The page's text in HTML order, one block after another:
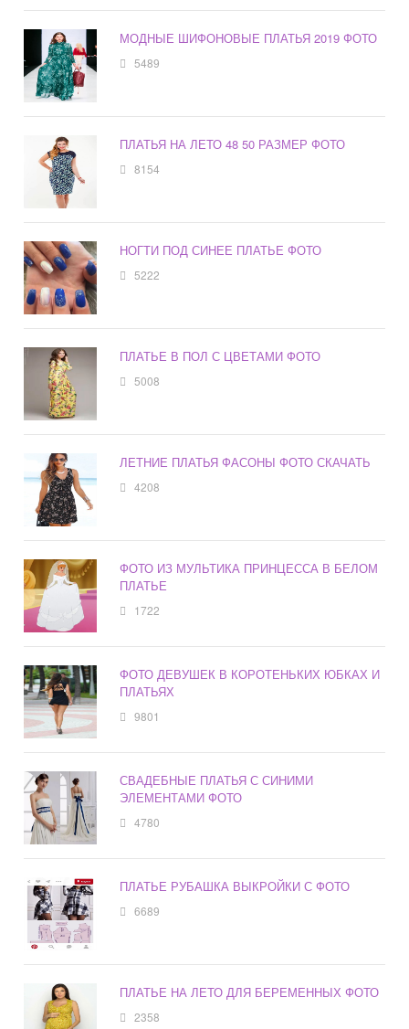
МОДНЫЕ ШИФОНОВЫЕ ПЛАТЬЯ 2019 ФОТО
5489
ПЛАТЬЯ НА ЛЕТО 48 50 РАЗМЕР ФОТО
8154
НОГТИ ПОД СИНЕЕ ПЛАТЬЕ ФОТО
5222
ПЛАТЬЕ В ПОЛ С ЦВЕТАМИ ФОТО
5008
ЛЕТНИЕ ПЛАТЬЯ ФАСОНЫ ФОТО СКАЧАТЬ
4208
ФОТО ИЗ МУЛЬТИКА ПРИНЦЕССА В БЕЛОМ
ПЛАТЬЕ
1722
ФОТО ДЕВУШЕК В КОРОТЕНЬКИХ ЮБКАХ И
ПЛАТЬЯХ
9801
СВАДЕБНЫЕ ПЛАТЬЯ С СИНИМИ
ЭЛЕМЕНТАМИ ФОТО
4780
ПЛАТЬЕ РУБАШКА ВЫКРОЙКИ С ФОТО
6689
ПЛАТЬЕ НА ЛЕТО ДЛЯ БЕРЕМЕННЫХ ФОТО
2358